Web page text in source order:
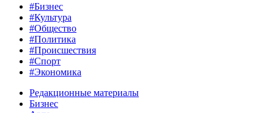
#Бизнес
#Культура
#Общество
#Политика
#Происшествия
#Спорт
#Экономика
Редакционные материалы
Бизнес